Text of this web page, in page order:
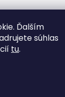
Ďalším
súhlas
tu.